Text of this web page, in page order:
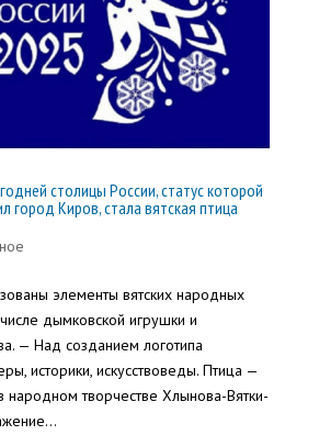
столицы России, статус которой
город Киров, стала вятская птица
элементы вятских народных
дымковской игрушки и
— Над созданием логотипа
историки, искусствоведы. Птица —
народном творчестве Хлынова-Вятки-